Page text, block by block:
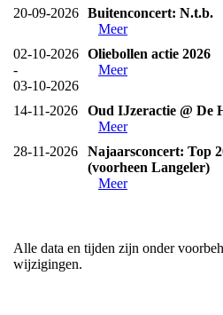
20-09-2026 Buitenconcert: N.t.b.
Meer
02-10-2026
-
03-10-2026
Oliebollen actie 2026
Meer
14-11-2026
Oud IJzeractie @ De
Meer
28-11-2026
Najaarsconcert: Top
(voorheen Langeler)
Meer
Alle data en tijden zijn onder
wijzigingen.